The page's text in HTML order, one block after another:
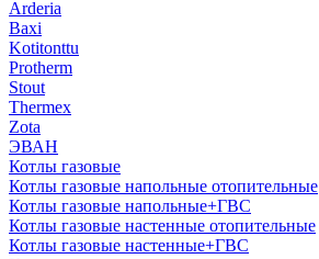
Arderia
Baxi
Kotitonttu
Protherm
Stout
Thermex
Zota
ЭВАН
Котлы газовые
Котлы газовые напольные отопительные
Котлы газовые напольные+ГВС
Котлы газовые настенные отопительные
Котлы газовые настенные+ГВС